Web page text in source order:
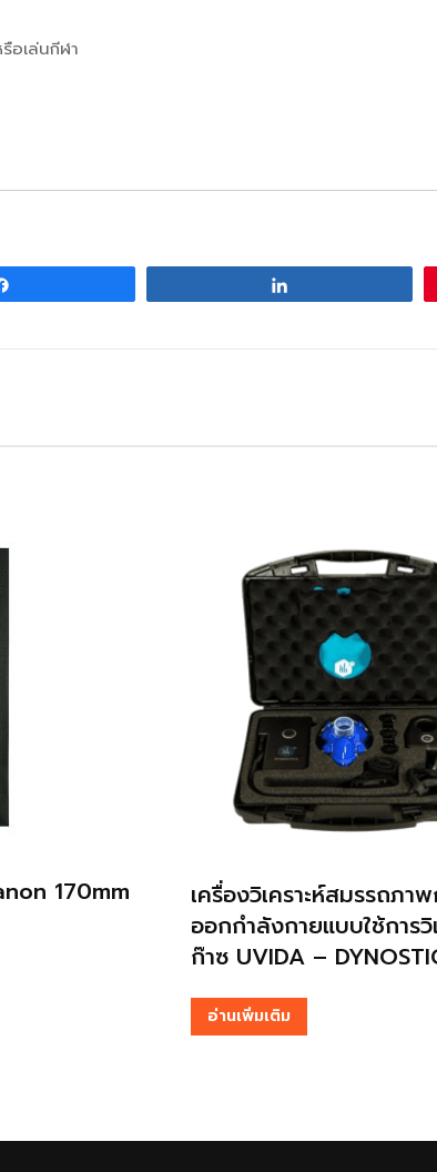
อเล่นกีฬา
สมรรถภาพการ
บใช้การวิเคราะห์
InBody Dial Black
฿13,800.00 ฿10,350.00